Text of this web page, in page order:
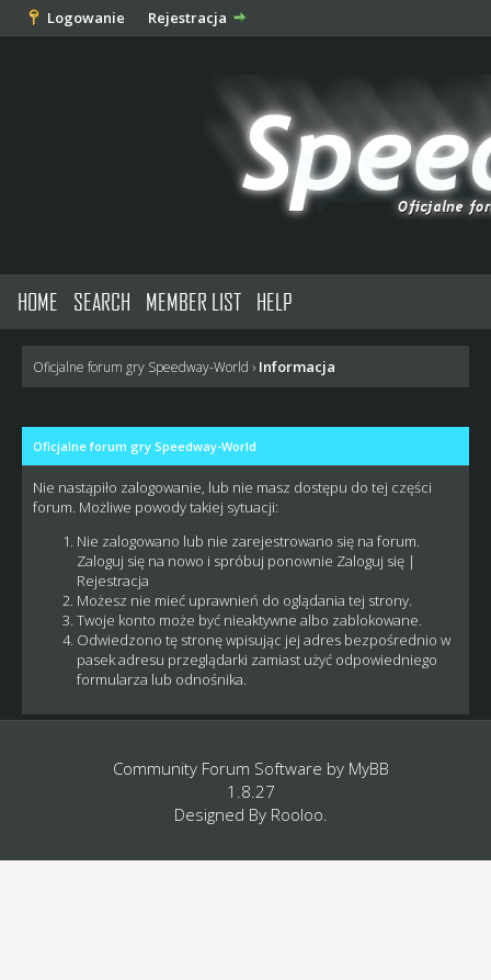
Logowanie Rejestracja
HOME SEARCH MEMBER LIST HELP
Oficjalne forum gry Speedway-World › Informacja
Oficjalne forum gry Speedway-World
Nie nastąpiło zalogowanie, lub nie masz dostępu do tej części
forum. Możliwe powody takiej sytuacji:
Nie zalogowano lub nie zarejestrowano się na forum.
Zaloguj się na nowo i spróbuj ponownie Zaloguj się|
Rejestracja
Możesz nie mieć uprawnień do oglądania tej strony.
Twoje konto może być nieaktywne albo zablokowane.
Odwiedzono tę stronę wpisując jej adres bezpośrednio w
pasek adresu przeglądarki zamiast użyć odpowiedniego
formularza lub odnośnika.
Community Forum Software by MyBB
1.8.27
Designed By Rooloo.